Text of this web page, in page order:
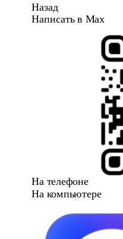
Назад
Написать в Max
На телефоне
На компьютере